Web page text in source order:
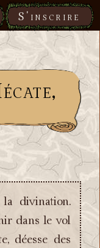
S'inscrire
divination.
dans le vol
déesse des